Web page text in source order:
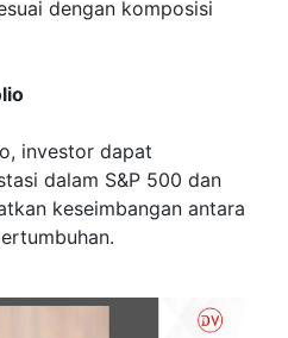
dengan komposisi
investor dapat
dalam S&P 500 dan
keseimbangan antara